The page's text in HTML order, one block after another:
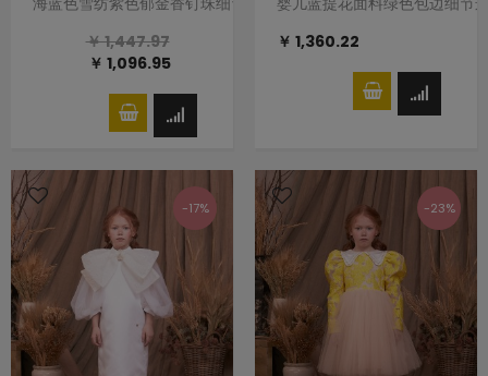
￥ 1,447.97
￥ 1,096.95
￥ 1,360.22
-17% -23%